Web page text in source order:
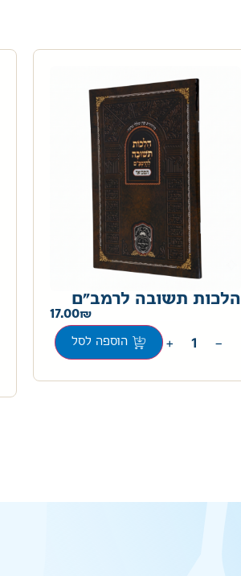
הלכות תשובה לרמב"ם
17.00
−
+ הוספה לסל